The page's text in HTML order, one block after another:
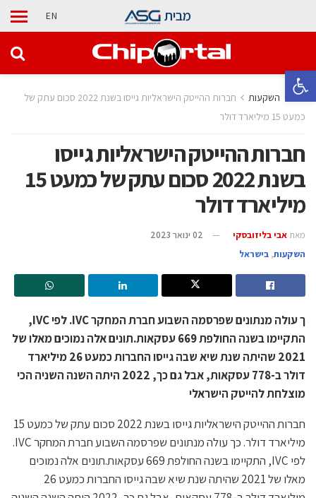
פתח סרגל נגישות
מבית EN
בית השקעות
חברות ההייטק הישראליות גייסו בשנת 2022 סכום עתק של
כמעט 15 מיליארד דולר
חברות ההייטק הישראליות גייסו
בשנת 2022 סכום עתק של כמעט 15
מיליארד דולר
מאת אבי בליזובסקי
02 ינואר 2023
השקעות, בישראל
ך עולה מנתונים שפרסמה השבוע חברת המחקר IVC. לפי IVC,
התקיימו בשנה החולפת 669 עסקאות.תונים אלה נמוכים מאלו של
2021 שהיתה שנת שיא שבה גייסו החברות כמעט 26 מיליארד
דולר ב-778 עסקאות, אבל גם כך, 2022 היתה השנה השניה הכי
מוצלחת להייטק הישראלי
חברות ההייטק הישראליות גייסו בשנת 2022 סכום עתק של כמעט 15
מיליארד דולר. כך עולה מנתונים שפרסמה השבוע חברת המחקר IVC.
לפי IVC, התקיימו בשנה החולפת 669 עסקאות.תונים אלה נמוכים
מאלו של 2021 שהיתה שנת שיא שבה גייסו החברות כמעט 26